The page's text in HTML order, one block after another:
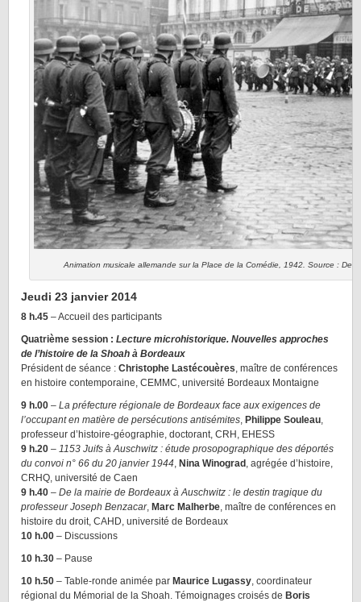
Animation musicale allemande sur la Place de la Comédie, 1942. Source :
Jeudi 23 janvier 2014
8 h.45 – Accueil des participants
Quatrième session : Lecture microhistorique. Nouvelles approches
de l’histoire de la Shoah à Bordeaux
Président de séance : Christophe Lastécouères, maître de conférences
en histoire contemporaine, CEMMC, université Bordeaux Montaigne
9 h.00 – La préfecture régionale de Bordeaux face aux exigences de
l’occupant en matière de persécutions antisémites, Philippe Souleau,
professeur d’histoire-géographie, doctorant, CRH, EHESS
9 h.20 – 1153 Juifs à Auschwitz : étude prosopographique des déportés
du convoi n° 66 du 20 janvier 1944, Nina Winograd , agrégée d’histoire,
CRHQ, université de Caen
9 h.40 – De la mairie de Bordeaux à Auschwitz : le destin tragique du
professeur Joseph Benzacar, Marc Malherbe, maître de conférences en
histoire du droit, CAHD, université de Bordeaux
10 h.00 – Discussions
10 h.30 – Pause
10 h.50 – Table-ronde animée par Maurice Lugassy, coordinateur
régional du Mémorial de la Shoah. Témoignages croisés de Boris